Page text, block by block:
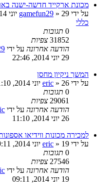
מכונת ארקייד חדשה-ישנה
על ידי
gamefun29 » 29 יוני 2014, 22:46
כללי
0 תגובות
31852 צפיות
הודעה אחרונה על ידי
29 יוני 2014, 22:46
המשך ניקיון מחסן
על ידי
eric » 26 יוני 2014, 11:10
0 תגובות
29061 צפיות
הודעה אחרונה על ידי
26 יוני 2014, 11:10
למכירה מכונות ווידיאו
על ידי
eric » 19 יוני 2014, 09:11
0 תגובות
27546 צפיות
הודעה אחרונה על ידי
19 יוני 2014, 09:11